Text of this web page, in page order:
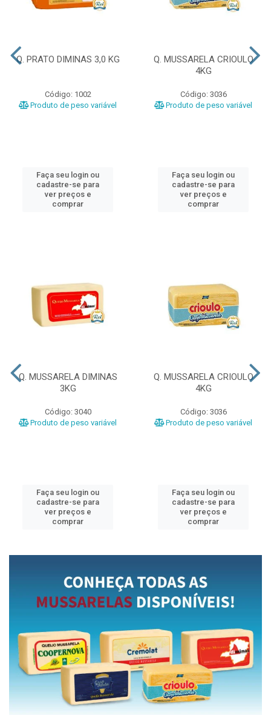
Q. PRATO DIMINAS 3,0 KG
Código: 1002
Produto de peso variável
Faça seu login ou
cadastre-se para
ver preços e
comprar
Q. MUSSARELA CRIOULO
4KG
Código: 3036
Produto de peso variável
Faça seu login ou
cadastre-se para
ver preços e
comprar
Q. MUSSARELA DIMINAS
3KG
Código: 3040
Produto de peso variável
Faça seu login ou
cadastre-se para
ver preços e
comprar
Q. MUSSARELA CRIOULO
4KG
Código: 3036
Produto de peso variável
Faça seu login ou
cadastre-se para
ver preços e
comprar